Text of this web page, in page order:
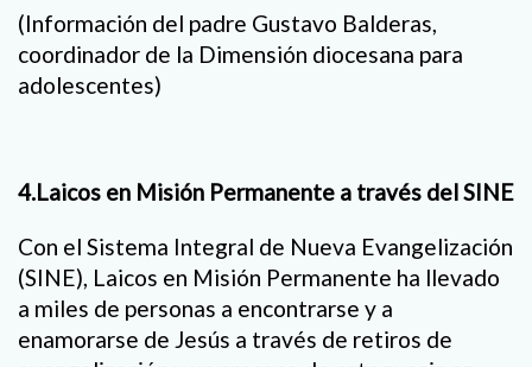
(Información del padre Gustavo Balderas,
coordinador de la Dimensión diocesana para
adolescentes)
4.Laicos en Misión Permanente a través del SINE
Con el Sistema Integral de Nueva Evangelización
(SINE), Laicos en Misión Permanente ha llevado
a miles de personas a encontrarse y a
enamorarse de Jesús a través de retiros de